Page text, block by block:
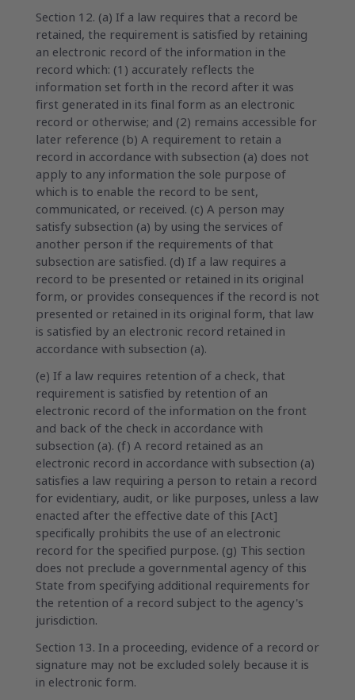
Section 12. (a) If a law requires that a record be
retained, the requirement is satisfied by retaining
an electronic record of the information in the
record which: (1) accurately reflects the
information set forth in the record after it was
first generated in its final form as an electronic
record or otherwise; and (2) remains accessible for
later reference (b) A requirement to retain a
record in accordance with subsection (a) does not
apply to any information the sole purpose of
which is to enable the record to be sent,
communicated, or received. (c) A person may
satisfy subsection (a) by using the services of
another person if the requirements of that
subsection are satisfied. (d) If a law requires a
record to be presented or retained in its original
form, or provides consequences if the record is not
presented or retained in its original form, that law
is satisfied by an electronic record retained in
accordance with subsection (a).
(e) If a law requires retention of a check, that
requirement is satisfied by retention of an
electronic record of the information on the front
and back of the check in accordance with
subsection (a). (f) A record retained as an
electronic record in accordance with subsection (a)
satisfies a law requiring a person to retain a record
for evidentiary, audit, or like purposes, unless a law
enacted after the effective date of this [Act]
specifically prohibits the use of an electronic
record for the specified purpose. (g) This section
does not preclude a governmental agency of this
State from specifying additional requirements for
the retention of a record subject to the agency's
jurisdiction.
Section 13. In a proceeding, evidence of a record or
signature may not be excluded solely because it is
in electronic form.